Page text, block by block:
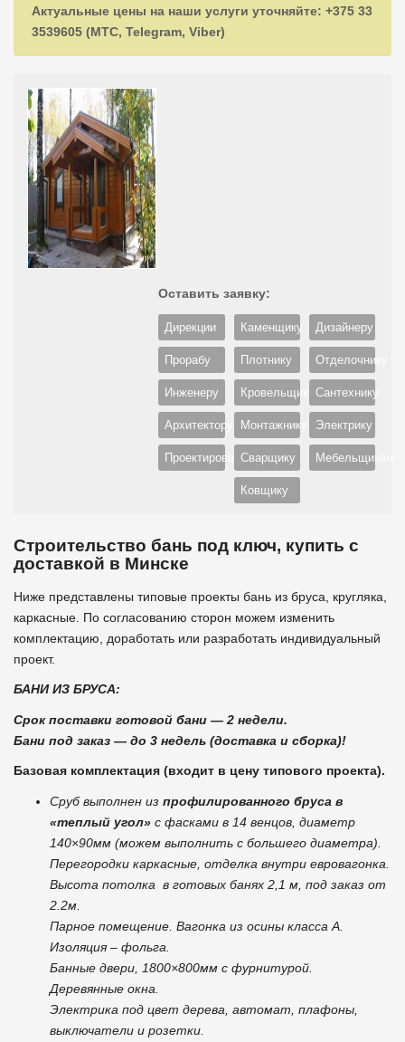
Актуальные цены на наши услуги уточняйте: +375 33
3539605 (МТС, Telegram, Viber)
Оставить заявку:
Дирекции
Прорабу
Инженеру
Архитектору
Проектировщику
Каменщику
Плотнику
Кровельщику
Монтажнику
Сварщику
Ковщику
Дизайнеру
Отделочнику
Сантехнику
Электрику
Мебельщикам
Строительство бань под ключ, купить с
доставкой в Минске
Ниже представлены типовые проекты бань из бруса, кругляка,
каркасные. По согласованию сторон можем изменить
комплектацию, доработать или разработать индивидуальный
проект.
БАНИ ИЗ БРУСА:
Срок поставки готовой бани — 2 недели.
Бани под заказ — до 3 недель (доставка и сборка)!
Базовая комплектация (входит в цену типового проекта).
Сруб выполнен из профилированного бруса в
«теплый угол» с фасками в 14 венцов, диаметр
140×90мм (можем выполнить с большего диаметра).
Перегородки каркасные, отделка внутри евровагонка.
Высота потолка в готовых банях 2,1 м, под заказ от
2.2м.
Парное помещение. Вагонка из осины класса А.
Изоляция – фольга.
Банные двери, 1800×800мм с фурнитурой.
Деревянные окна.
Электрика под цвет дерева, автомат, плафоны,
выключатели и розетки.